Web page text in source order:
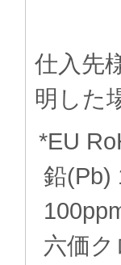
仕入先
明した
*EU
鉛(Pb)
六価